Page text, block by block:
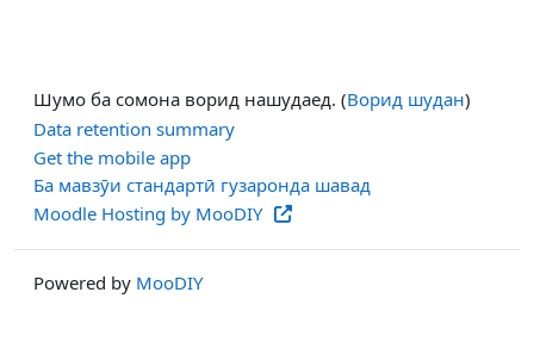
Шумо ба сомона ворид нашудаед. (Ворид шудан)
Data retention summary
Get the mobile app
Ба мавзӯи стандартӣ гузаронда шавад
Moodle Hosting by MooDIY
Powered by MooDIY